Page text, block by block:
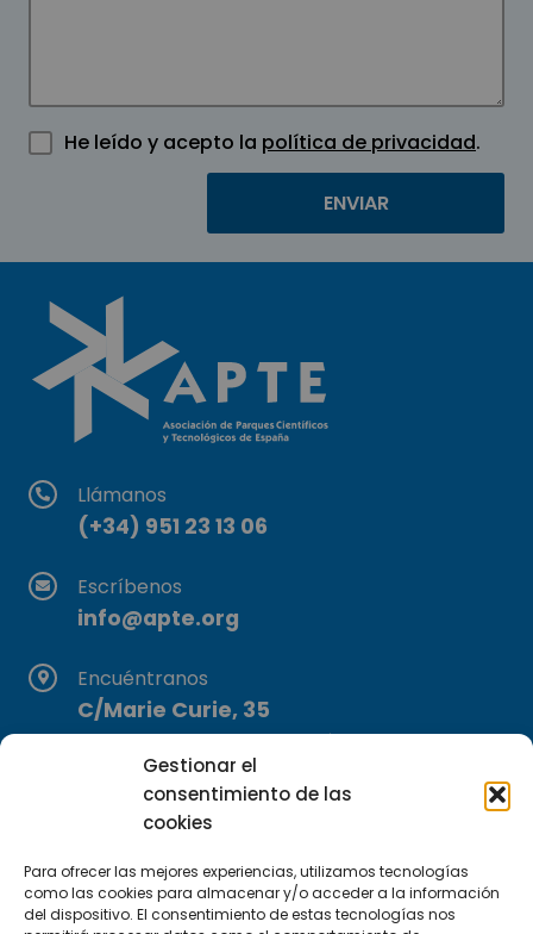
Gestionar el
consentimiento de las
cookies
Para ofrecer las mejores experiencias, utilizamos tecnologías
como las cookies para almacenar y/o acceder a la información
del dispositivo. El consentimiento de estas tecnologías nos
He leído y acepto la política de privacidad.
Llámanos
(+34) 951 23 13 06
Escríbenos
info@apte.org
Encuéntranos
C/Marie Curie, 35
29590 Campanillas, Málaga